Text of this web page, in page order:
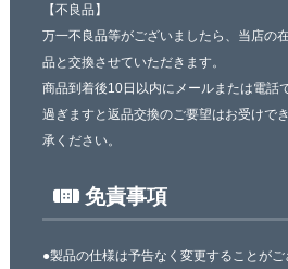
【不良品】
万一不良品等がございましたら、当店の
品と交換させていただきます。
商品到着後10日以内にメールまたは電話
過ぎますと返品交換のご要望はお受けで
承ください。
免責事項
●製品の仕様は予告なく変更することが